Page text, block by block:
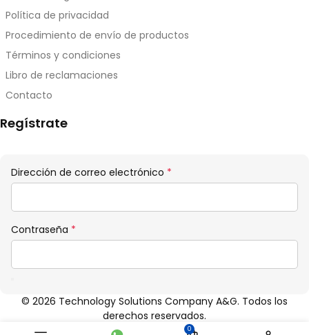
Política de privacidad
Procedimiento de envío de productos
Términos y condiciones
Libro de reclamaciones
Contacto
Regístrate
Dirección de correo electrónico *
Contraseña *
© 2026 Technology Solutions Company A&G. Todos los
derechos reservados.
0